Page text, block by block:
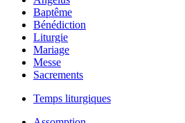
Baptême
Bénédiction
Liturgie
Mariage
Messe
Sacrements
Temps liturgiques